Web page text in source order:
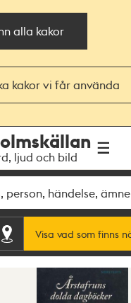
alla kakor
kakor vi får använda
ljud och bild
Visa vad som finns